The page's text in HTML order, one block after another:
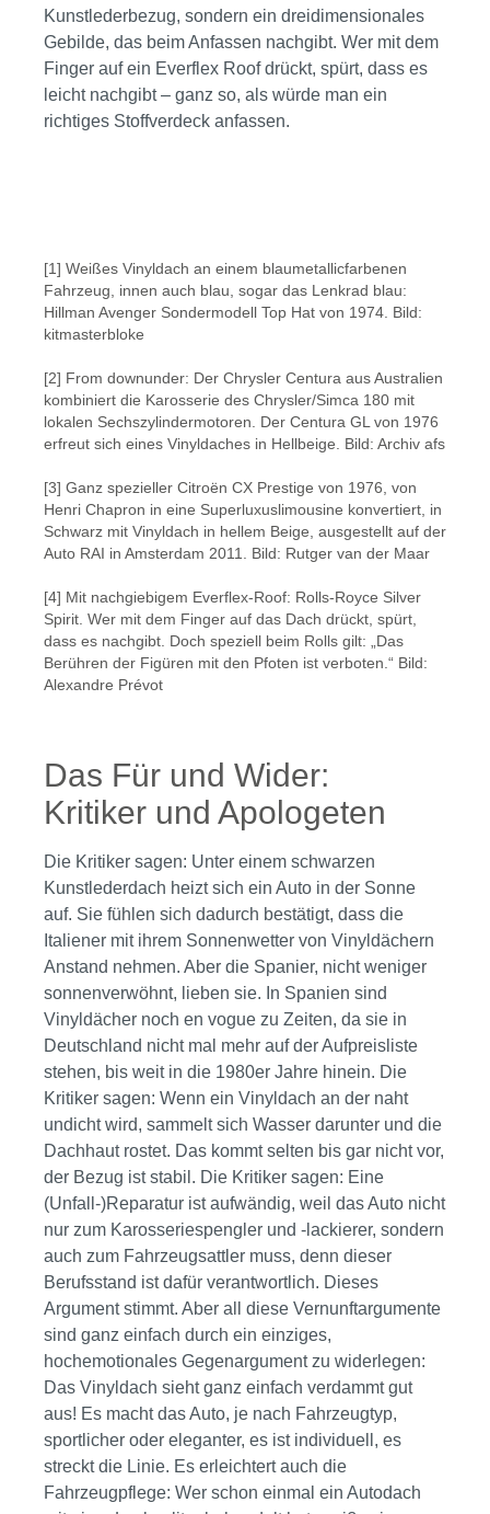
Kunstlederbezug, sondern ein dreidimensionales
Gebilde, das beim Anfassen nachgibt. Wer mit dem
Finger auf ein Everflex Roof drückt, spürt, dass es
leicht nachgibt – ganz so, als würde man ein
richtiges Stoffverdeck anfassen.
[1] Weißes Vinyldach an einem blaumetallicfarbenen
Fahrzeug, innen auch blau, sogar das Lenkrad blau:
Hillman Avenger Sondermodell Top Hat von 1974. Bild:
kitmasterbloke
[2] From downunder: Der Chrysler Centura aus Australien
kombiniert die Karosserie des Chrysler/Simca 180 mit
lokalen Sechszylindermotoren. Der Centura GL von 1976
erfreut sich eines Vinyldaches in Hellbeige. Bild: Archiv afs
[3] Ganz spezieller Citroën CX Prestige von 1976, von
Henri Chapron in eine Superluxuslimousine konvertiert, in
Schwarz mit Vinyldach in hellem Beige, ausgestellt auf der
Auto RAI in Amsterdam 2011. Bild: Rutger van der Maar
[4] Mit nachgiebigem Everflex-Roof: Rolls-Royce Silver
Spirit. Wer mit dem Finger auf das Dach drückt, spürt,
dass es nachgibt. Doch speziell beim Rolls gilt: „Das
Berühren der Figüren mit den Pfoten ist verboten.“ Bild:
Alexandre Prévot
Das Für und Wider:
Kritiker und Apologeten
Die Kritiker sagen: Unter einem schwarzen
Kunstlederdach heizt sich ein Auto in der Sonne
auf. Sie fühlen sich dadurch bestätigt, dass die
Italiener mit ihrem Sonnenwetter von Vinyldächern
Anstand nehmen. Aber die Spanier, nicht weniger
sonnenverwöhnt, lieben sie. In Spanien sind
Vinyldächer noch en vogue zu Zeiten, da sie in
Deutschland nicht mal mehr auf der Aufpreisliste
stehen, bis weit in die 1980er Jahre hinein. Die
Kritiker sagen: Wenn ein Vinyldach an der naht
undicht wird, sammelt sich Wasser darunter und die
Dachhaut rostet. Das kommt selten bis gar nicht vor,
der Bezug ist stabil. Die Kritiker sagen: Eine
(Unfall-)Reparatur ist aufwändig, weil das Auto nicht
nur zum Karosseriespengler und -lackierer, sondern
auch zum Fahrzeugsattler muss, denn dieser
Berufsstand ist dafür verantwortlich. Dieses
Argument stimmt. Aber all diese Vernunftargumente
sind ganz einfach durch ein einziges,
hochemotionales Gegenargument zu widerlegen:
Das Vinyldach sieht ganz einfach verdammt gut
aus! Es macht das Auto, je nach Fahrzeugtyp,
sportlicher oder eleganter, es ist individuell, es
streckt die Linie. Es erleichtert auch die
Fahrzeugpflege: Wer schon einmal ein Autodach